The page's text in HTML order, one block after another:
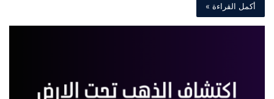
أكمل القراءة »